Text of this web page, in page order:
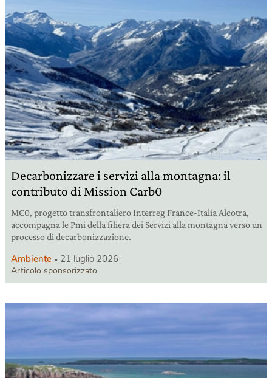
Decarbonizzare i servizi alla montagna: il
contributo di Mission Carb0
MC0, progetto transfrontaliero Interreg France-Italia Alcotra,
accompagna le Pmi della filiera dei Servizi alla montagna verso un
processo di decarbonizzazione.
Ambiente 21 luglio 2026
Articolo sponsorizzato